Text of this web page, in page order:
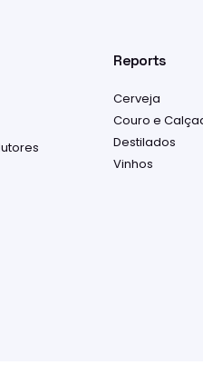
Reports
Cerveja
Couro e
Destilados
Vinhos